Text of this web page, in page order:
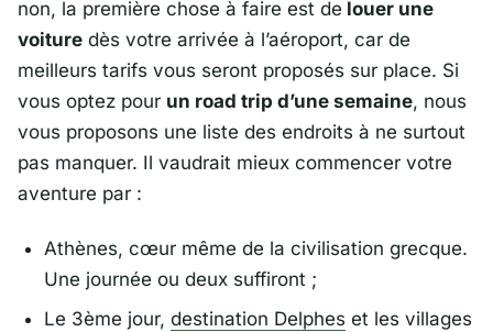
non, la première chose à faire est de louer une
voiture dès votre arrivée à l’aéroport, car de
meilleurs tarifs vous seront proposés sur place. Si
vous optez pour un road trip d’une semaine, nous
vous proposons une liste des endroits à ne surtout
pas manquer. Il vaudrait mieux commencer votre
aventure par :
Athènes, cœur même de la civilisation grecque.
Une journée ou deux suffiront ;
Le 3ème jour, destination Delphes et les villages